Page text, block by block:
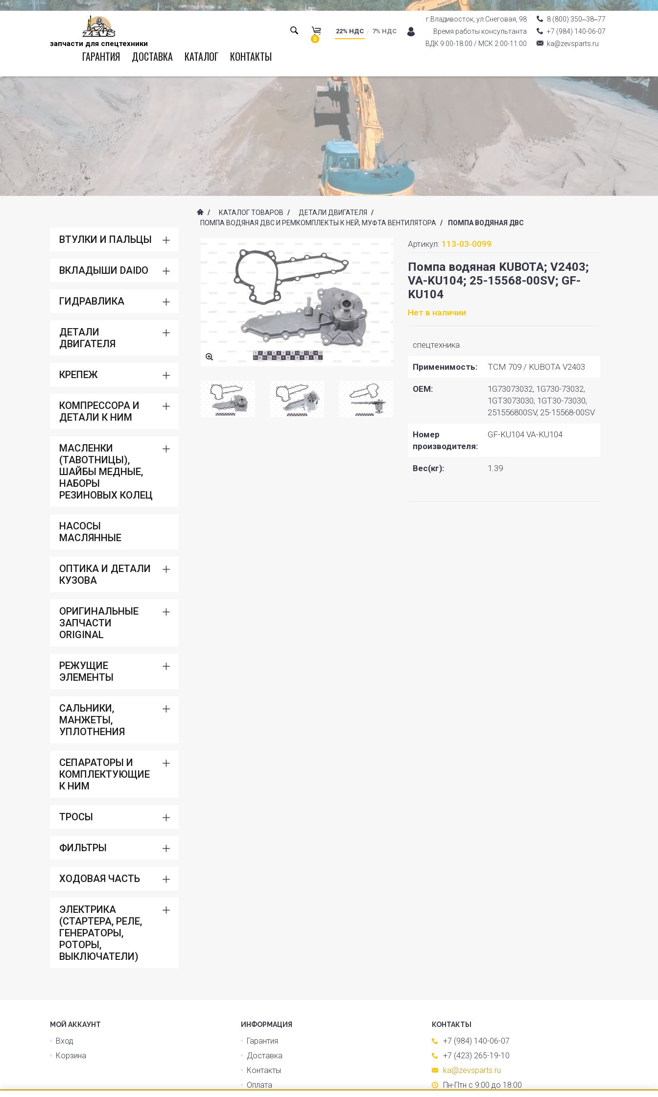
г.Владивосток, ул.Снеговая, 98
Время работы консультанта
ВДК 9:00-18:00 / МСК 2:00-11:00
8 (800) 350‒38‒77
+7 (984) 140-06-07
ka@zevsparts.ru
22% НДС 7% НДС
0
запчасти для спецтехники
ГАРАНТИЯ ДОСТАВКА КАТАЛОГ КОНТАКТЫ
ВТУЛКИ И ПАЛЬЦЫ
ВКЛАДЫШИ DAIDO
ГИДРАВЛИКА
ДЕТАЛИ
ДВИГАТЕЛЯ
КРЕПЕЖ
КОМПРЕССОРА И
ДЕТАЛИ К НИМ
МАСЛЕНКИ
(ТАВОТНИЦЫ),
ШАЙБЫ МЕДНЫЕ,
НАБОРЫ
РЕЗИНОВЫХ КОЛЕЦ
НАСОСЫ
МАСЛЯННЫЕ
ОПТИКА И ДЕТАЛИ
КУЗОВА
ОРИГИНАЛЬНЫЕ
ЗАПЧАСТИ
ORIGINAL
РЕЖУЩИЕ
ЭЛЕМЕНТЫ
САЛЬНИКИ,
МАНЖЕТЫ,
УПЛОТНЕНИЯ
СЕПАРАТОРЫ И
КОМПЛЕКТУЮЩИЕ
К НИМ
ТРОСЫ
ФИЛЬТРЫ
ХОДОВАЯ ЧАСТЬ
ЭЛЕКТРИКА
(СТАРТЕРА, РЕЛЕ,
ГЕНЕРАТОРЫ,
РОТОРЫ,
ВЫКЛЮЧАТЕЛИ)
/ КАТАЛОГ ТОВАРОВ / ДЕТАЛИ ДВИГАТЕЛЯ
/
ПОМПА ВОДЯНАЯ ДВС И РЕМКОМПЛЕКТЫ К НЕЙ, МУФТА ВЕНТИЛЯТОРА / ПОМПА ВОДЯНАЯ ДВС
Артикул: 113-03-0099
Помпа водяная KUBOTA; V2403;
VA-KU104; 25-15568-00SV; GF-
KU104
Нет в наличии
спецтехника
Применимость: TCM 709 / KUBOTA V2403
OEM:
1G73073032, 1G730-73032,
1GT3073030, 1GT30-73030,
251556800SV, 25-15568-00SV
Номер
производителя:
GF-KU104 VA-KU104
Вес(кг): 1.39
МОЙ АККАУНТ
Вход
Корзина
ИНФОРМАЦИЯ
Гарантия
Доставка
Контакты
Оплата
КОНТАКТЫ
+7 (984) 140-06-07
+7 (423) 265-19-10
ka@zevsparts.ru
Пн-Птн с 9:00 до 18:00